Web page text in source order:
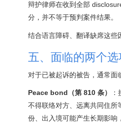
辩护律师在收到全部
分，并不等于预判案件结果。
结合语言障碍、翻译缺席这些
五、面临的两个
对于已被起诉的被告，通常面
Peace bond（第 810 条）
不得联络对方、远离共同住
份、出入境可能产生长期影响